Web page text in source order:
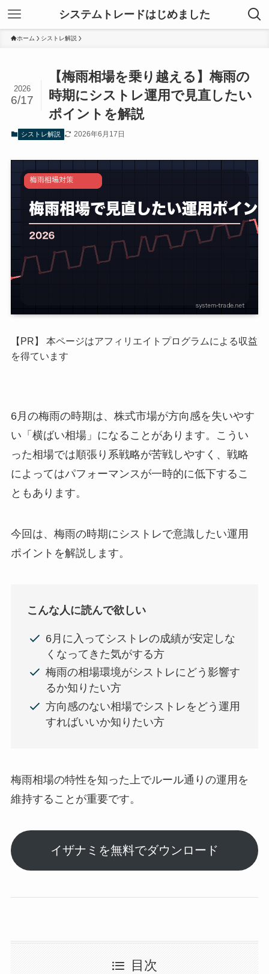
システムトレードはじめました
ホーム シストレ解説
【梅雨相場を乗り越える】梅雨の
時期にシストレ運用で見直したい
ポイントを解説
2026
6/17
シストレ解説 2026年6月17日
【PR】 本ページはアフィリエイトプログラムによる収益
を得ています
6月の梅雨の時期は、株式市場が方向感を失いやす
い「横ばい相場」になることがあります。こうい
った相場では順張り系戦略が苦戦しやすく、戦略
によってはパフォーマンスが一時的に低下するこ
ともあります。
今回は、梅雨の時期にシストレで意識したい運用
ポイントを解説します。
こんな人に読んで欲しい
6月に入ってシストレの成績が安定しな
くなってきた気がする方
梅雨の相場環境がシストレにどう影響す
るか知りたい方
方向感のない相場でシストレをどう運用
すればいいか知りたい方
梅雨相場の特性を知った上でルール通りの運用を
維持することが重要です。
イザナミを無料でダウンロード
目次